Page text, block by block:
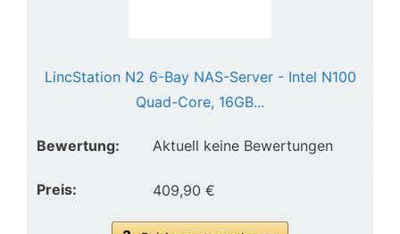
LincStation N2 6-Bay NAS-Server - Intel N100
Quad-Core, 16GB...
Aktuell keine Bewertungen
409,90 €